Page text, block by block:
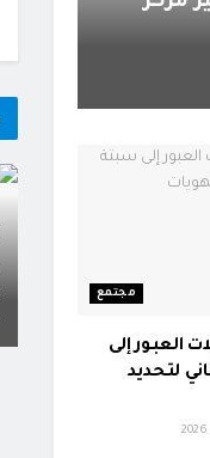
مجتمع
العبور إلى
لتحديد